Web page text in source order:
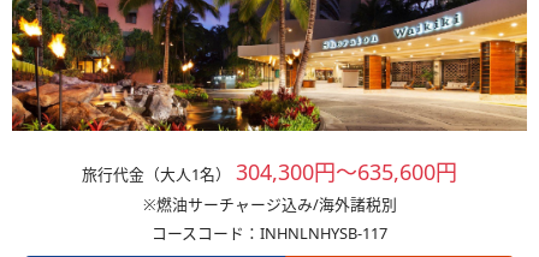
旅行代金（大人1名） 304,300円～635,600円
※燃油サーチャージ込み/海外諸税別
コースコード：INHNLNHYSB-117